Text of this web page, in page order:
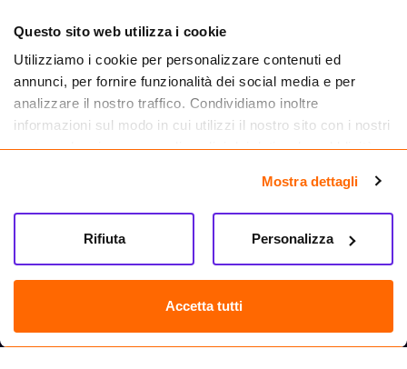
Questo sito web utilizza i cookie
Utilizziamo i cookie per personalizzare contenuti ed
annunci, per fornire funzionalità dei social media e per
analizzare il nostro traffico. Condividiamo inoltre
informazioni sul modo in cui utilizzi il nostro sito con i nostri
partner che si occupano di analisi dei dati web, pubblicità e
informazioni che hai fornito loro o che hanno raccolto dal
tuo utilizzo dei loro servizi.
Mostra dettagli
Accetta tutti
Personalizza
Rifiuta
Farma.it S.a.s. P. IVA 07417261216 REA: NA-884088
CREDITS
Sede legale Via delle Repubbliche Marinare 128, 80147 Napoli